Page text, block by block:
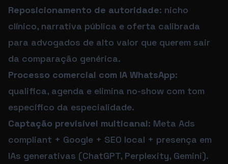
Reposicionamento de autoridade: nicho
clínico, narrativa pública e oferta calibrada
para advogados de alto valor que querem sair
da comparação genérica.
Processo comercial com IA WhatsApp:
qualifica, agenda e elimina no-show com tom
específico da especialidade.
Captação previsível multicanal: Meta Ads
compliant + Google + SEO local + presença em
IAs generativas (ChatGPT, Perplexity, Gemini).